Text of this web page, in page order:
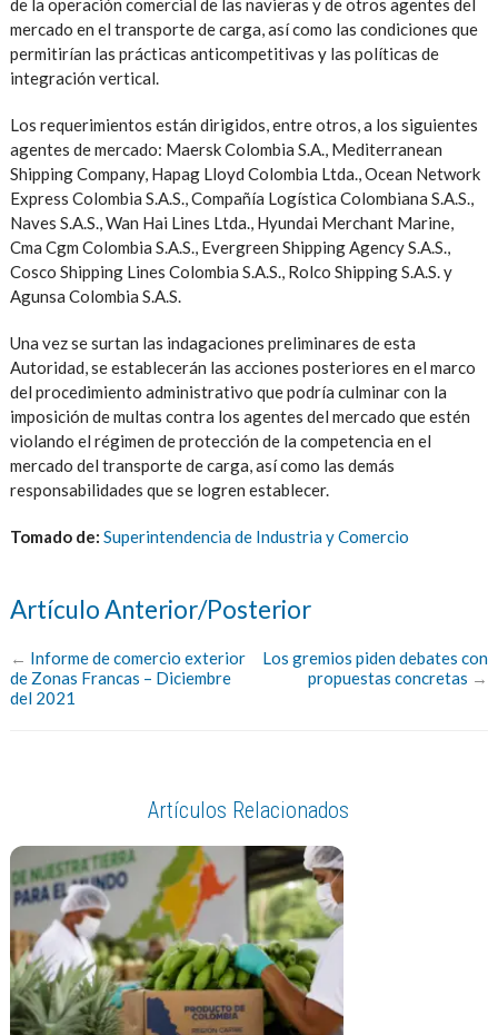
de la operación comercial de las navieras y de otros agentes del
mercado en el transporte de carga, así como las condiciones que
permitirían las prácticas anticompetitivas y las políticas de
integración vertical.
Los requerimientos están dirigidos, entre otros, a los siguientes
agentes de mercado: Maersk Colombia S.A., Mediterranean
Shipping Company, Hapag Lloyd Colombia Ltda., Ocean Network
Express Colombia S.A.S., Compañía Logística Colombiana S.A.S.,
Naves S.A.S., Wan Hai Lines Ltda., Hyundai Merchant Marine,
Cma Cgm Colombia S.A.S., Evergreen Shipping Agency S.A.S.,
Cosco Shipping Lines Colombia S.A.S., Rolco Shipping S.A.S. y
Agunsa Colombia S.A.S.
Una vez se surtan las indagaciones preliminares de esta
Autoridad, se establecerán las acciones posteriores en el marco
del procedimiento administrativo que podría culminar con la
imposición de multas contra los agentes del mercado que estén
violando el régimen de protección de la competencia en el
mercado del transporte de carga, así como las demás
responsabilidades que se logren establecer.
Tomado de: Superintendencia de Industria y Comercio
Artículo Anterior/Posterior
← Informe de comercio exterior
de Zonas Francas – Diciembre
del 2021
Los gremios piden debates con
propuestas concretas →
Artículos Relacionados